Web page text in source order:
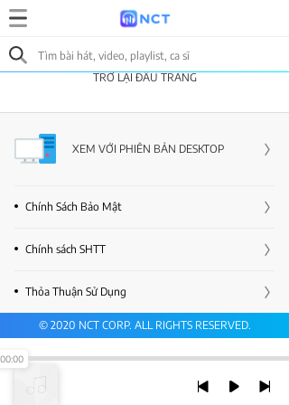
TRỞ LẠI ĐẦU TRANG
XEM VỚI PHIÊN BẢN DESKTOP
Chính Sách Bảo Mật
Chính sách SHTT
Thỏa Thuận Sử Dụng
© 2020 NCT CORP. ALL RIGHTS RESERVED.
00:00